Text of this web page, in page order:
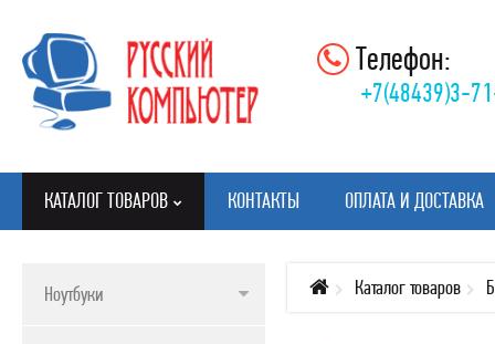
Телефон:
+7(48439)3-
КАТАЛОГ ТОВАРОВ
КАТАЛОГ ТОВАРОВ
КОНТАКТЫ ОПЛАТА И ДОСТАВКА
Ноутбуки Каталог товаров